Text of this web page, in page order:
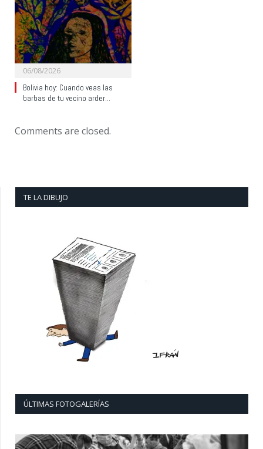
06/08/2026
Bolivia hoy: Cuando veas las
barbas de tu vecino arder…
Comments are closed.
TE LA DIBUJO
ÚLTIMAS FOTOGALERÍAS